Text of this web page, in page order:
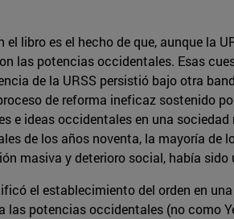
el libro es el hecho de que, aunque
las potencias occidentales. Esas
de la URSS persistió bajo otra
de reforma ineficaz sostenido
e ideas occidentales en una
de los años noventa, la mayoría
masiva y deterioro social, había sido
el establecimiento del orden en
las potencias occidentales (no como